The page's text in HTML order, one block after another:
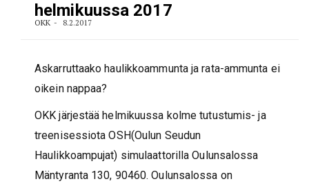
helmikuussa 2017
OKK 8.2.2017
Askarruttaako haulikkoammunta ja rata-ammunta ei
oikein nappaa?
OKK järjestää helmikuussa kolme tutustumis- ja
treenisessiota OSH(Oulun Seudun
Haulikkoampujat) simulaattorilla Oulunsalossa
Mäntyranta 130, 90460. Oulunsalossa on